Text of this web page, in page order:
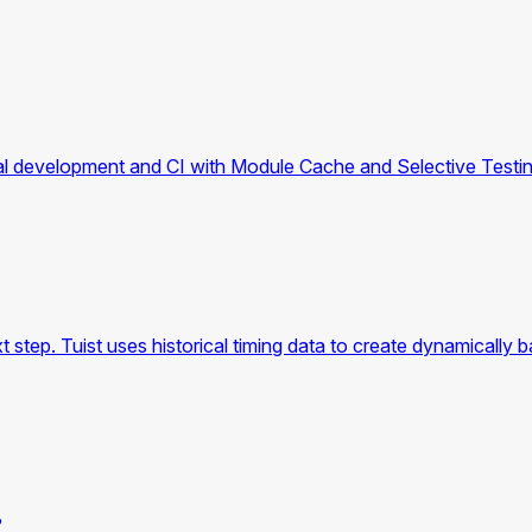
and CI with Module Cache and Selective
Tuist uses historical timing data to create dynamically